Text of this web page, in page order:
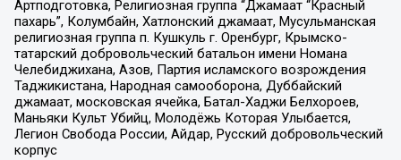
Артподготовка, Религиозная группа “Джамаат “Красный
пахарь”, Колумбайн, Хатлонский джамаат, Мусульманская
религиозная группа п. Кушкуль г. Оренбург, Крымско-
татарский добровольческий батальон имени Номана
Челебиджихана, Азов, Партия исламского возрождения
Таджикистана, Народная самооборона, Дуббайский
джамаат, московская ячейка, Батал-Хаджи Белхороев,
Маньяки Культ Убийц, Молодёжь Которая Улыбается,
Легион Свобода России, Айдар, Русский добровольческий
корпус